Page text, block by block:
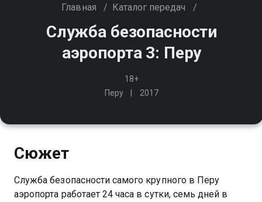
Главная / Каталог передач /
Служба безопасности
аэропорта 3: Перу
18+
Перу
2017
Сюжет
Служба безопасности самого крупного в Перу
аэропорта работает 24 часа в сутки, семь дней в